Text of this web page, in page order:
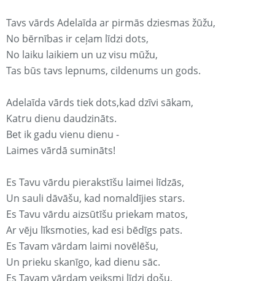
Tavs vārds Adelaīda ar pirmās dziesmas žūžu,
No bērnības ir ceļam līdzi dots,
No laiku laikiem un uz visu mūžu,
Tas būs tavs lepnums, cildenums un gods.
Adelaīda vārds tiek dots,kad dzīvi sākam,
Katru dienu daudzināts.
Bet ik gadu vienu dienu -
Laimes vārdā sumināts!
Es Tavu vārdu pierakstīšu laimei līdzās,
Un sauli dāvāšu, kad nomaldījies stars.
Es Tavu vārdu aizsūtīšu priekam matos,
Ar vēju līksmoties, kad esi bēdīgs pats.
Es Tavam vārdam laimi novēlēšu,
Un prieku skanīgo, kad dienu sāc.
Es Tavam vārdam veiksmi līdzi došu,